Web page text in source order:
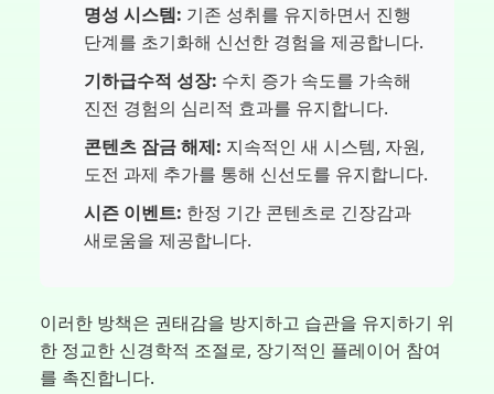
명성 시스템: 기존 성취를 유지하면서 진행
단계를 초기화해 신선한 경험을 제공합니다.
기하급수적 성장: 수치 증가 속도를 가속해
진전 경험의 심리적 효과를 유지합니다.
콘텐츠 잠금 해제: 지속적인 새 시스템, 자원,
도전 과제 추가를 통해 신선도를 유지합니다.
시즌 이벤트: 한정 기간 콘텐츠로 긴장감과
새로움을 제공합니다.
이러한 방책은 권태감을 방지하고 습관을 유지하기 위
한 정교한 신경학적 조절로, 장기적인 플레이어 참여
를 촉진합니다.